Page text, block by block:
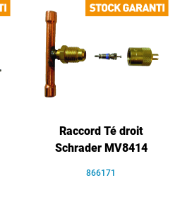
Raccord Té droit
Schrader MV8414
866171